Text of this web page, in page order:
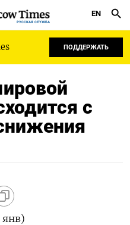
РУССКАЯ СЛУЖБА
EN
ПОДДЕРЖАТЬ
с
янв)